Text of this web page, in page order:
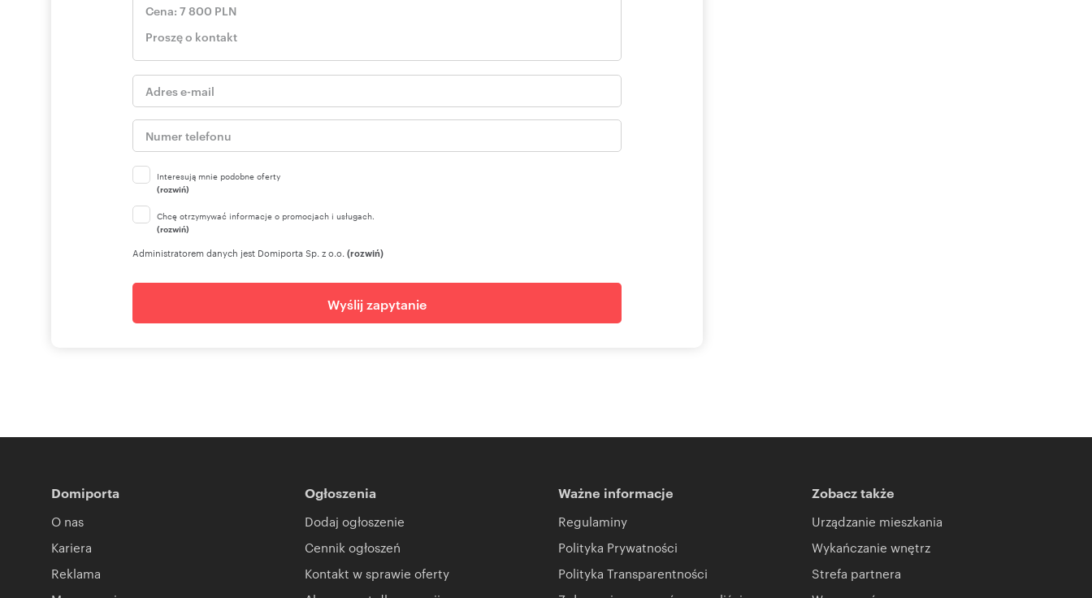
Interesują mnie podobne oferty
(rozwiń)
Chcę otrzymywać informacje o promocjach i usługach.
(rozwiń)
Administratorem danych jest Domiporta Sp. z o.o. (rozwiń)
Wyślij zapytanie
Domiporta
O nas
Kariera
Reklama
Ogłoszenia
Dodaj ogłoszenie
Cennik ogłoszeń
Kontakt w sprawie oferty
Ważne informacje
Regulaminy
Polityka Prywatności
Polityka Transparentności
Zobacz także
Urządzanie mieszkania
Wykańczanie wnętrz
Strefa partnera